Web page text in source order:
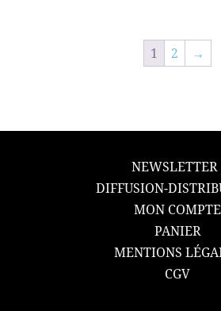
1 2 →
NEWSLETTER
DIFFUSION-
MON COMPTE
PANIER
MENTIONS
CGV